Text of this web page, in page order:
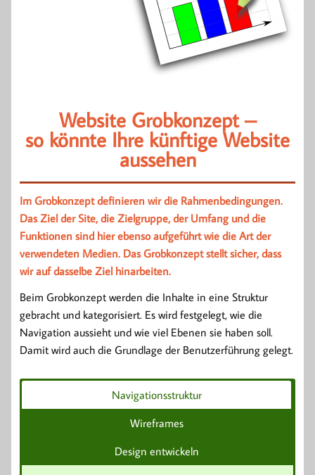
Website Grobkonzept –
so könnte Ihre künftige Website
aussehen
Im Grobkonzept definieren wir die Rahmenbedingungen.
Das Ziel der Site, die Zielgruppe, der Umfang und die
Funktionen sind hier ebenso aufgeführt wie die Art der
verwendeten Medien. Das Grobkonzept stellt sicher, dass
wir auf dasselbe Ziel hinarbeiten.
Beim Grobkonzept werden die Inhalte in eine Struktur
gebracht und kategorisiert. Es wird festgelegt, wie die
Navigation aussieht und wie viel Ebenen sie haben soll.
Damit wird auch die Grundlage der Benutzerführung gelegt.
Navigationsstruktur
Wireframes
Design entwickeln